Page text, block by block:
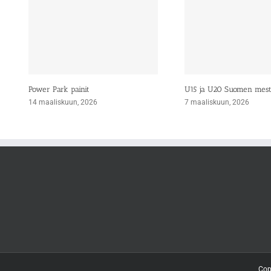
Power Park painit
14 maaliskuun, 2026
U15 ja U20 Suomen
7 maaliskuun, 2026